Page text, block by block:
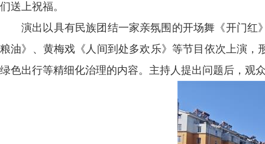
们送上祝福。
演出以具有民族团结一家亲氛围的开场舞《开门
粮油》、黄梅戏《人间到处多欢乐》等节目依次上演
绿色出行等精细化治理的内容。主持人提出问题后，观